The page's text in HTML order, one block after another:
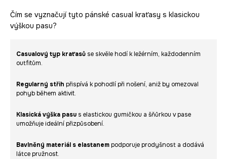
Čím se vyznačují tyto pánské casual kraťasy s klasickou
výškou pasu?
Casualový typ kraťasů se skvěle hodí k ležérním, každodenním
outfitům.
Regularný střih přispívá k pohodlí při nošení, aniž by omezoval
pohyb během aktivit.
Klasická výška pasu s elastickou gumičkou a šňůrkou v pase
umožňuje ideální přizpůsobení.
Bavlněný materiál s elastanem podporuje prodyšnost a dodává
látce pružnost.